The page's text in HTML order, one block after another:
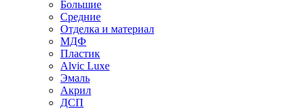
Большие
Средние
Отделка и материал
МДФ
Пластик
Alvic Luxe
Эмаль
Акрил
ДСП